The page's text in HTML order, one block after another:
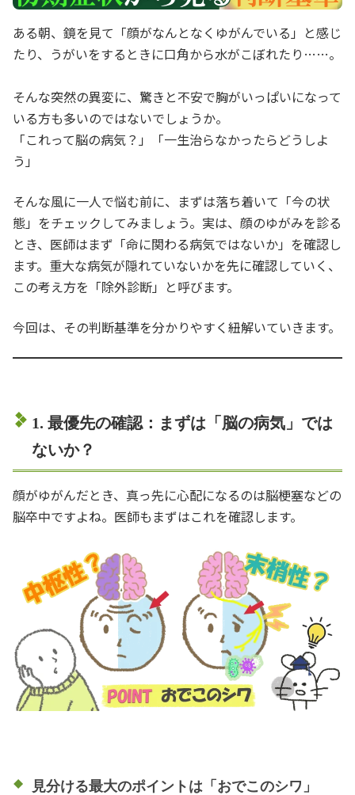
ある朝、鏡を見て「顔がなんとなくゆがんでいる」と感じ
たり、うがいをするときに口角から水がこぼれたり……。
そんな突然の異変に、驚きと不安で胸がいっぱいになって
いる方も多いのではないでしょうか。
「これって脳の病気？」「一生治らなかったらどうしよ
う」
そんな風に一人で悩む前に、まずは落ち着いて「今の状
態」をチェックしてみましょう。実は、顔のゆがみを診る
とき、医師はまず「命に関わる病気ではないか」を確認し
ます。重大な病気が隠れていないかを先に確認していく、
この考え方を「除外診断」と呼びます。
今回は、その判断基準を分かりやすく紐解いていきます。
1. 最優先の確認：まずは「脳の病気」では
ないか？
顔がゆがんだとき、真っ先に心配になるのは脳梗塞などの
脳卒中ですよね。医師もまずはこれを確認します。
見分ける最大のポイントは「おでこのシワ」